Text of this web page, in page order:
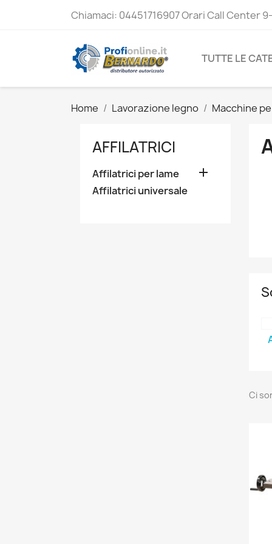
Chiamaci: 04451716907 Orari Call Center
TUTTE LE
Home Lavorazione legno Macchine
AFFILATRICI
Affilatrici per lame 
Affilatrici universale
Ci